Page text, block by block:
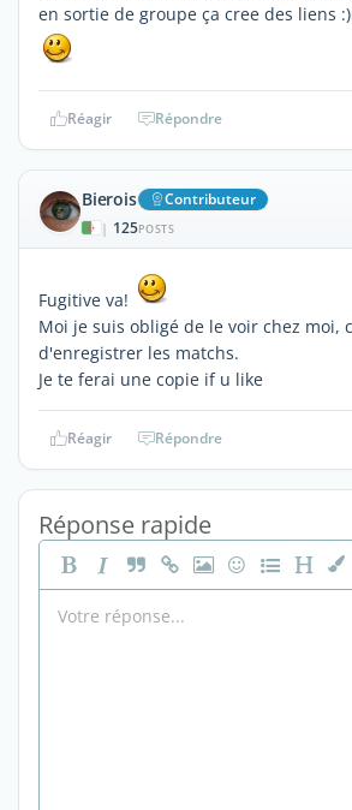
en sortie de groupe ça cree des liens
Réagir Répondre
Bierois Contributeur
| 125POSTS
Fugitive va!
Moi je suis obligé de le voir chez moi,
d'enregistrer les matchs.
Je te ferai une copie if u like
Réagir Répondre
Réponse rapide